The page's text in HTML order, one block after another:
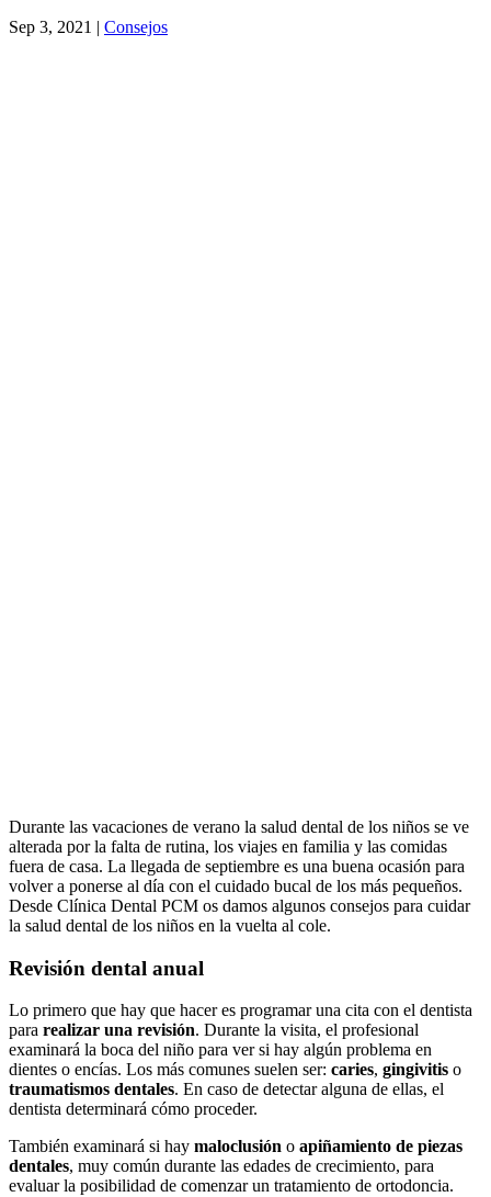
Sep 3, 2021 | Consejos
Durante las vacaciones de verano la salud dental de los niños se ve
alterada por la falta de rutina, los viajes en familia y las comidas
fuera de casa. La llegada de septiembre es una buena ocasión para
volver a ponerse al día con el cuidado bucal de los más pequeños.
Desde Clínica Dental PCM os damos algunos consejos para cuidar
la salud dental de los niños en la vuelta al cole.
Revisión dental anual
Lo primero que hay que hacer es programar una cita con el dentista
para realizar una revisión. Durante la visita, el profesional
examinará la boca del niño para ver si hay algún problema en
dientes o encías. Los más comunes suelen ser: caries, gingivitis o
traumatismos dentales. En caso de detectar alguna de ellas, el
dentista determinará cómo proceder.
También examinará si hay maloclusión o apiñamiento de piezas
dentales, muy común durante las edades de crecimiento, para
evaluar la posibilidad de comenzar un tratamiento de ortodoncia.